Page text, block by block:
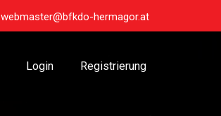
webmaster@bfkdo-hermagor.at
Login Registrierung